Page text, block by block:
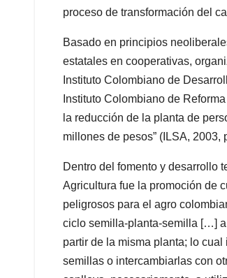
proceso de transformación del
Basado en principios
estatales en cooperativas,
Instituto Colombiano de
Instituto Colombiano de
la reducción de la planta de
millones de pesos” (ILSA, 2003,
Dentro del fomento y desarrollo
Agricultura fue la promoción de
peligrosos para el agro
ciclo semilla-planta-semilla […] a
partir de la misma planta; lo
semillas o intercambiarlas con